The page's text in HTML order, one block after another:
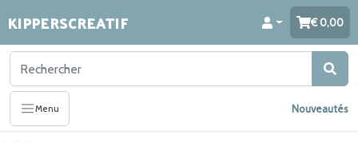
KIPPERSCREATIF 0,00
Menu Nouveautés